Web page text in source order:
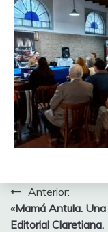
Navegación
de
Anterior:
«Mamá Antula.
Editorial Claretiana.